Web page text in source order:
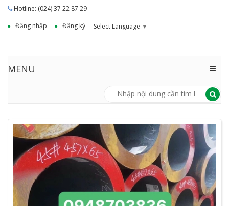
Hotline: (024) 37 22 87 29
Đăng nhập
Đăng ký Select Language ▼
MENU